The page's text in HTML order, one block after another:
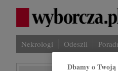
Nekrologi Odeszli
Dbamy o